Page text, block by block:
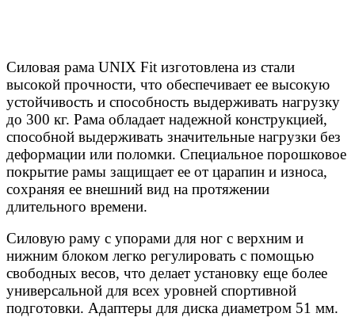
Силовая рама UNIX Fit изготовлена из стали
высокой прочности, что обеспечивает ее высокую
устойчивость и способность выдерживать нагрузку
до 300 кг. Рама обладает надежной конструкцией,
способной выдерживать значительные нагрузки без
деформации или поломки. Специальное порошковое
покрытие рамы защищает ее от царапин и износа,
сохраняя ее внешний вид на протяжении
длительного времени.
Силовую раму с упорами для ног с верхним и
нижним блоком легко регулировать с помощью
свободных весов, что делает установку еще более
универсальной для всех уровней спортивной
подготовки. Адаптеры для диска диаметром 51 мм.